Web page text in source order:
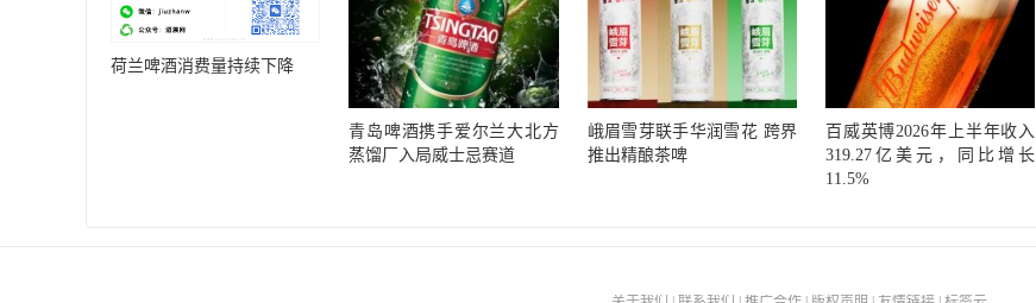
荷兰啤酒消费量持续下降
青岛啤酒携手爱尔兰大北方
蒸馏厂入局威士忌赛道
峨眉雪芽联手华润雪花 跨界
推出精酿茶啤
百威英博2026年上半年收入
319.27亿美元，同比增长
11.5%